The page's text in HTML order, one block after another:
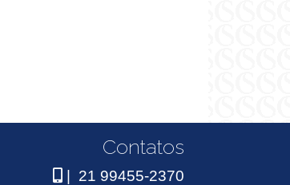
Contatos
| 21 99455-2370